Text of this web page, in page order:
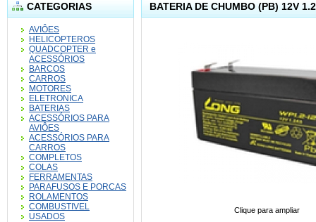
CATEGORIAS
AVIÔES
HELICOPTEROS
QUADCOPTER e
ACESSÓRIOS
BARCOS
CARROS
MOTORES
ELETRONICA
BATERIAS
ACESSÓRIOS PARA
AVIÔES
ACESSÓRIOS PARA
CARROS
COMPLETOS
COLAS
FERRAMENTAS
PARAFUSOS E PORCAS
ROLAMENTOS
COMBUSTIVEL
USADOS
BATERIA DE CHUMBO (PB) 12V
Clique para ampliar